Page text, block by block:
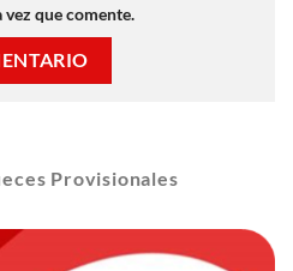
que comente.
Provisionales